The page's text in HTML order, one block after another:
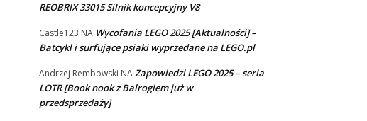
REOBRIX 33015 Silnik koncepcyjny V8
Castle123 NA Wycofania LEGO 2025 [Aktualności] –
Batcykl i surfujące psiaki wyprzedane na LEGO.pl
Andrzej Rembowski NAZapowiedzi LEGO 2025 – seria
LOTR [Book nook z Balrogiem już w
przedsprzedaży]